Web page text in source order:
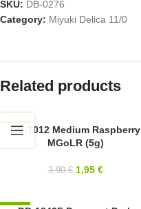
SKU: DB-0276
Category: Miyuki Delica 11/0
Related products
-50%
DB-1012 Medium Raspberry
MGoLR (5g)
3,90€ 1,95 €